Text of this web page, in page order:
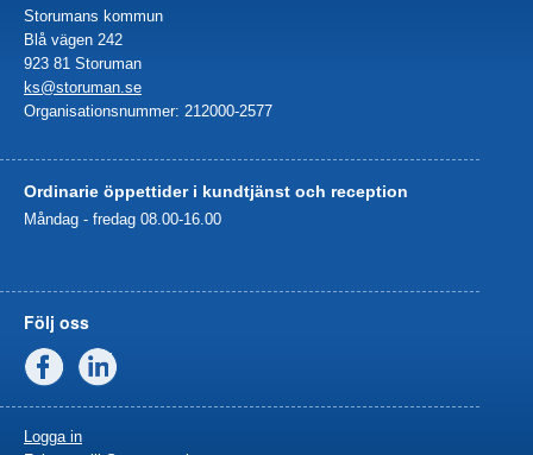
Storumans kommun
Blå vägen 242
923 81 Storuman
ks@storuman.se
Organisationsnummer: 212000-2577
Ordinarie öppettider i kundtjänst och reception
Måndag - fredag 08.00-16.00
Följ oss
Facebook
Logga in